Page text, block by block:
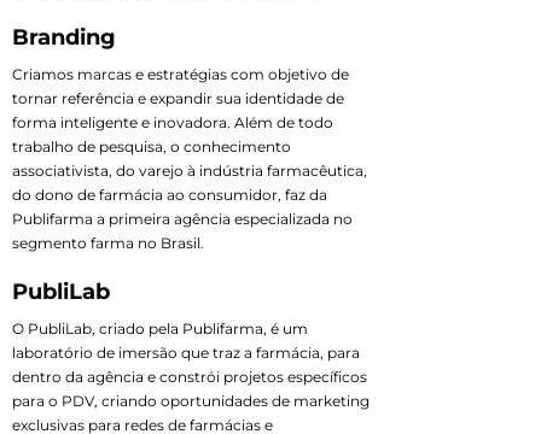
Branding
Criamos marcas e estratégias com objetivo de
tornar referência e expandir sua identidade de
forma inteligente e inovadora. Além de todo
trabalho de pesquisa, o conhecimento
associativista, do varejo à indústria farmacêutica,
do dono de farmácia ao consumidor, faz da
Publifarma a primeira agência especializada no
segmento farma no Brasil.
PubliLab
O PubliLab, criado pela Publifarma, é um
laboratório de imersão que traz a farmácia, para
dentro da agência e constrói projetos específicos
para o PDV, criando oportunidades de marketing
exclusivas para redes de farmácias e